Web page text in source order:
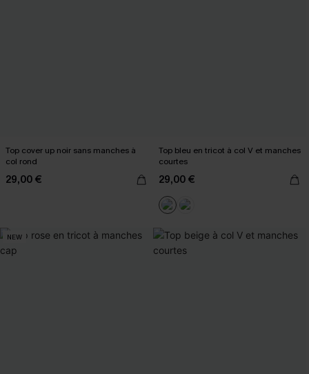
Top cover up noir sans manches à
col rond
29,00 €
Top bleu en tricot à col V et manches
courtes
29,00 €
NEW